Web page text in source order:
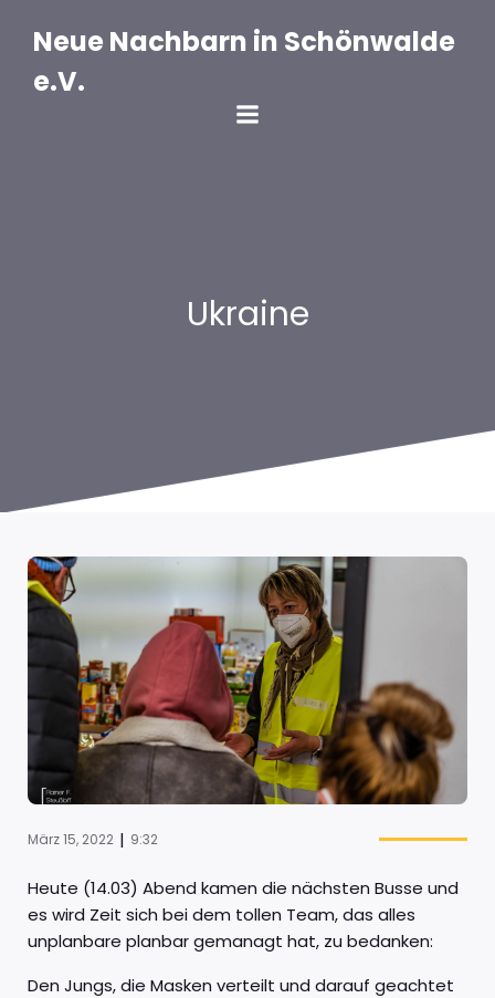
Inhalt
springenNeue Nachbarn in Schönwalde
e.V.
Ukraine
März 15, 2022 | 9:32
Heute (14.03) Abend kamen die nächsten Busse und
es wird Zeit sich bei dem tollen Team, das alles
unplanbare planbar gemanagt hat, zu bedanken:
Den Jungs, die Masken verteilt und darauf geachtet